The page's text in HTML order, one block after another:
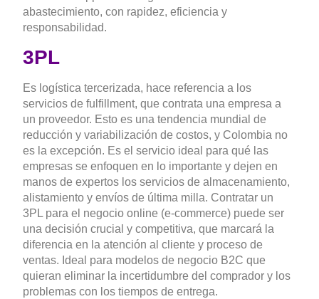
abastecimiento, con rapidez, eficiencia y
responsabilidad.
3PL
Es logística tercerizada, hace referencia a los
servicios de fulfillment, que contrata una empresa a
un proveedor. Esto es una tendencia mundial de
reducción y variabilización de costos, y Colombia no
es la excepción. Es el servicio ideal para qué las
empresas se enfoquen en lo importante y dejen en
manos de expertos los servicios de almacenamiento,
alistamiento y envíos de última milla. Contratar un
3PL para el negocio online (e-commerce) puede ser
una decisión crucial y competitiva, que marcará la
diferencia en la atención al cliente y proceso de
ventas. Ideal para modelos de negocio B2C que
quieran eliminar la incertidumbre del comprador y los
problemas con los tiempos de entrega.